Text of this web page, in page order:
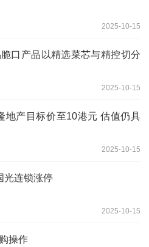
2025-10-15
口产品以精选菜芯与精控切分
2025-10-15
地产目标价至10港元 估值仍具
2025-10-15
光连锁涨停
2025-10-15
操作